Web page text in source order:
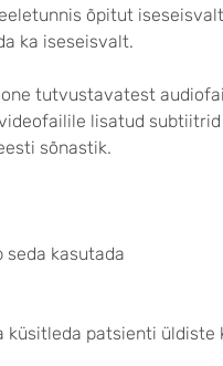
õpitut
ka iseseisvalt.
tutvustavatest
lisatud
sõnastik.
kasutada
patsienti üldiste